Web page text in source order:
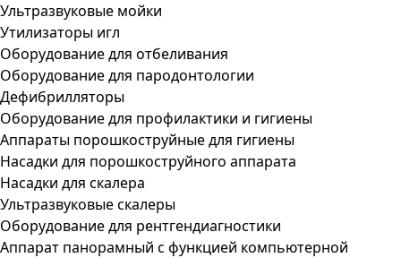
Ультразвуковые мойки
Утилизаторы игл
Оборудование для отбеливания
Оборудование для пародонтологии
Дефибрилляторы
Оборудование для профилактики и гигиены
Аппараты порошкоструйные для гигиены
Насадки для порошкоструйного аппарата
Насадки для скалера
Ультразвуковые скалеры
Оборудование для рентгендиагностики
Аппарат панорамный с функцией компьютерной